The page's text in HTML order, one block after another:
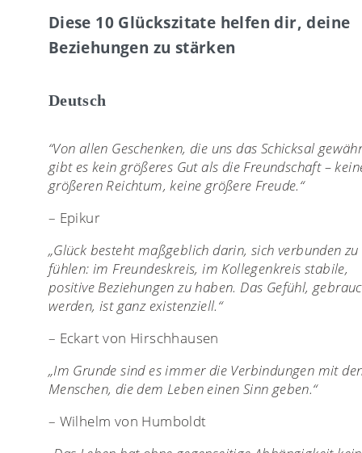
Diese 10 Glückszitate helfen dir, deine
Beziehungen zu stärken
Deutsch
“Von allen Geschenken, die uns das Schicksal
gibt es kein größeres Gut als die Freundschaft –
größeren Reichtum, keine größere Freude.“
– Epikur
„Glück besteht maßgeblich darin, sich verbunden zu
fühlen: im Freundeskreis, im Kollegenkreis stabile,
positive Beziehungen zu haben. Das Gefühl,
werden, ist ganz existenziell.“
– Eckart von Hirschhausen
„Im Grunde sind es immer die Verbindungen mit
Menschen, die dem Leben einen Sinn geben.“
– Wilhelm von Humboldt